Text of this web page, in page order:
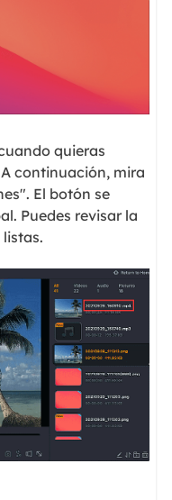
quieras
continuación, mira
El botón se
Puedes revisar la